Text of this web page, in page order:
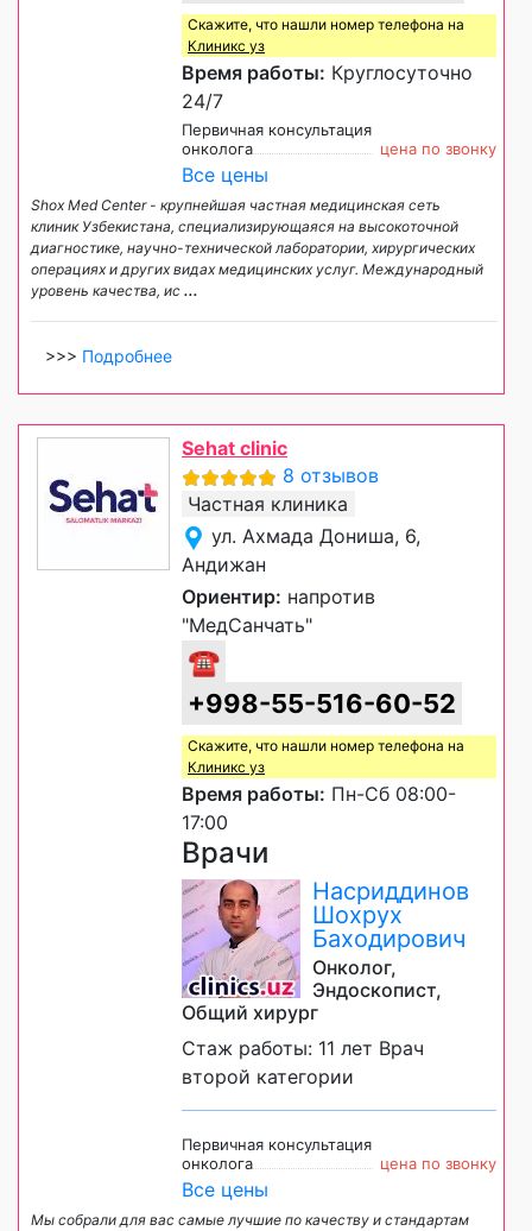
Скажите, что нашли номер телефона на
Клиникс уз
Время работы: Круглосуточно
24/7
Первичная консультация
онколога
цена по звонку
Все цены
Shox Med Center - крупнейшая частная медицинская сеть
клиник Узбекистана, специализирующаяся на высокоточной
диагностике, научно-технической лаборатории, хирургических
операциях и других видах медицинских услуг. Международный
уровень качества, ис ...
>>> Подробнее
Sehat clinic
8 отзывов
Частная клиника
ул. Ахмада Дониша, 6,
Андижан
Ориентир: напротив
"МедСанчать"
☎
+998-55-516-60-52
Скажите, что нашли номер телефона на
Клиникс уз
Время работы: Пн-Сб 08:00-
17:00
Врачи
Насриддинов
Шохрух
Баходирович
Онколог,
Эндоскопист,
Общий хирург
Стаж работы: 11 лет Врач
второй категории
Первичная консультация
онколога
цена по звонку
Все цены
Мы собрали для вас самые лучшие по качеству и стандартам